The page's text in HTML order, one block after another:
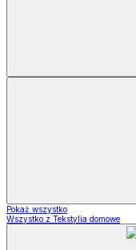
Pokaż wszystko
Wszystko z Tekstylia domowe